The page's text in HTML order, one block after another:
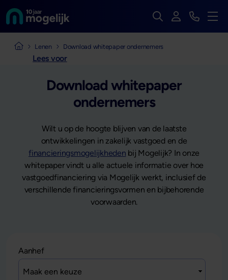
Naar de homepage van Zoek op de hele
InloggenBekijk
Menu
Naar de homepage van Mogelijk Vastgoedfinancieringen
Lenen Download whitepaper ondernemers
Lees voor
Download whitepaper
ondernemers
Wilt u op de hoogte blijven van de laatste
ontwikkelingen in zakelijk vastgoed en de
financieringsmogelijkheden bij Mogelijk? In onze
whitepaper vindt u alle actuele informatie over hoe
vastgoedfinanciering via Mogelijk werkt, inclusief de
verschillende financieringsvormen en bijbehorende
voorwaarden.
Aanhef